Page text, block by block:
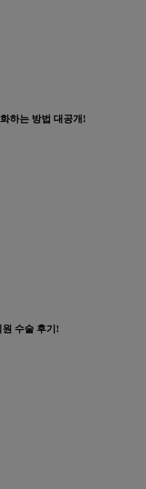
하는 방법 대공개!
원 수술 후기!